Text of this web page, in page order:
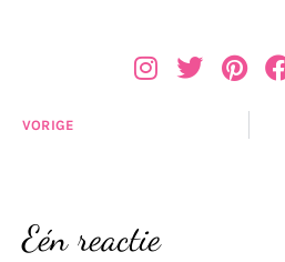
VORIGE
Eén reactie